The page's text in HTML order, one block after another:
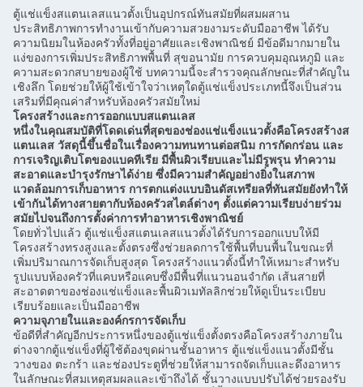
ตู้แช่แข็งสแตนเลสแนวตั้งเป็นอุปกรณ์ทันสมัยที่ผสมผสาน
ประสิทธิภาพการทำงานเข้ากับความสวยงามระดับมืออาชีพ ได้รับ
ความนิยมในห้องครัวทั้งที่อยู่อาศัยและเชิงพาณิชย์ มีข้อดีมากมายใน
แง่ของการเพิ่มประสิทธิภาพพื้นที่ สุขอนามัย การควบคุมอุณหภูมิ และ
ความสะดวกสบายของผู้ใช้ บทความนี้จะสำรวจคุณลักษณะที่สำคัญใน
เชิงลึก โดยช่วยให้ผู้ใช้เข้าใจว่าเหตุใดตู้แช่แข็งประเภทนี้จึงเป็นส่วน
เสริมที่มีคุณค่าสำหรับห้องครัวสมัยใหม่
โครงสร้างและการออกแบบสแตนเลส
หนึ่งในคุณสมบัติที่โดดเด่นที่สุดของช่องแช่แข็งแนวตั้งคือโครงสร้างส
แตนเลส วัสดุนี้ขึ้นชื่อในเรื่องความทนทานต่อสนิม การกัดกร่อน และ
การเจริญเติบโตของแบคทีเรีย มีพื้นผิวเรียบและไม่มีรูพรุน ทำความ
สะอาดและบำรุงรักษาได้ง่าย ซึ่งมีความสำคัญอย่างยิ่งในสภาพ
แวดล้อมการเก็บอาหาร การตกแต่งแบบอินดัสเทรียลที่ทันสมัยยังทำให้
เข้ากันได้ทางสายตากับห้องครัวสไตล์ต่างๆ ตั้งแต่ความเรียบง่ายร่วม
สมัยไปจนถึงการตั้งค่าการทำอาหารเชิงพาณิชย์
โดยทั่วไปแล้ว ตู้แช่แข็งสแตนเลสแนวตั้งได้รับการออกแบบให้มี
โครงสร้างทรงสูงและตั้งตรงซึ่งช่วยลดการใช้พื้นที่บนพื้นในขณะที่
เพิ่มปริมาณการจัดเก็บสูงสุด โครงสร้างแนวตั้งนี้ทำให้เหมาะสำหรับ
รูปแบบห้องครัวที่แคบหรือแคบซึ่งมีพื้นที่แนวนอนจำกัด เส้นสายที่
สะอาดตาของช่องแช่แข็งและพื้นผิวเมทัลลิกช่วยให้ดูเป็นระเบียบ
เรียบร้อยและเป็นมืออาชีพ
ความจุภายในและองค์กรการจัดเก็บ
ข้อดีที่สำคัญอีกประการหนึ่งของตู้แช่แข็งตั้งตรงคือโครงสร้างภายใน
ต่างจากตู้แช่แข็งที่ผู้ใช้ต้องขุดผ่านชั้นอาหาร ตู้แช่แข็งแนวตั้งมีชั้น
วางของ ตะกร้า และช่องประตูที่ช่วยให้สามารถจัดเก็บและดึงอาหาร
ในลักษณะที่สมเหตุสมผลและเข้าถึงได้ ชั้นวางแบบปรับได้ช่วยรองรับ